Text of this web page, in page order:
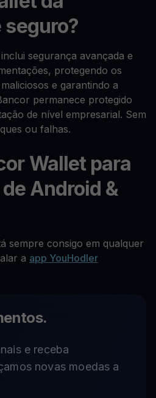
seguro?
segurança avançada e
protegendo os
e garantindo a
permanece protegido
de nível empresarial. Sem
ou falhas.
Wallet para
Android &
sempre consigo em qualquer
a app YouHodler
e receba
novas moedas a